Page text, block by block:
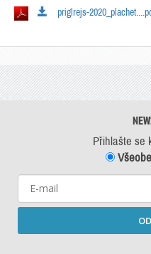
priglrejs-
Přihlašte se